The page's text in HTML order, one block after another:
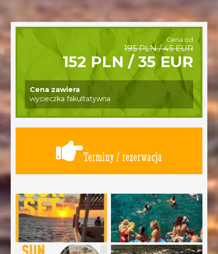
Cena od
195 PLN / 45 EUR
152 PLN / 35 EUR
Cena zawiera
wycieczka fakultatywna
Terminy / rezerwacja